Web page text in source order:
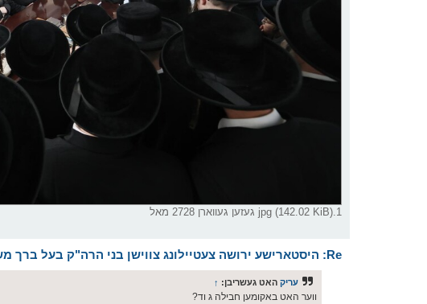
1.jpg (142.02 KiB) געזען געווארן 2728 מאל
Re: היסטארישע ירושה צעטיילונג צווישן בני הרה"ק בעל ברך משה זצוק"ל
עריק האט געשריבן: ↑
ווער האט באקומען חבילה ג וד?